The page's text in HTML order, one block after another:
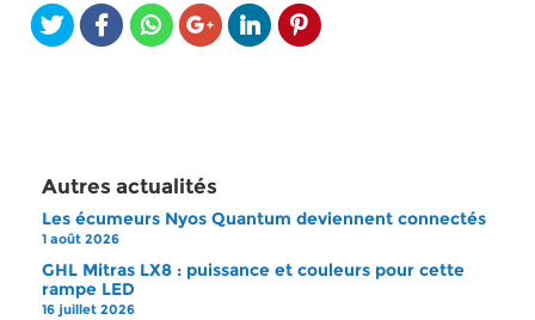
Autres actualités
Les écumeurs Nyos Quantum deviennent connectés
1 août 2026
GHL Mitras LX8 : puissance et couleurs pour cette
rampe LED
16 juillet 2026